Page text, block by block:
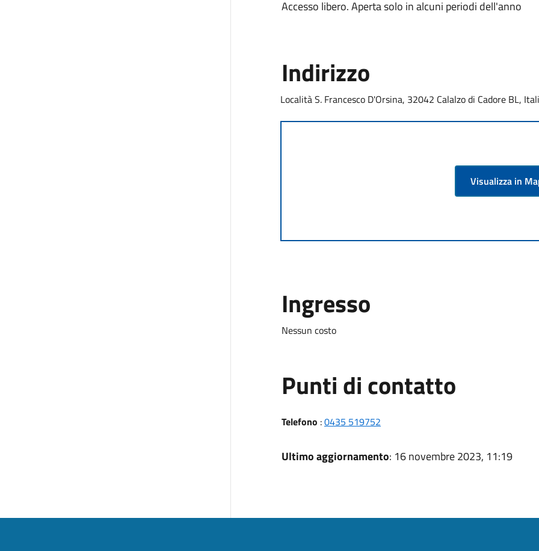
Accesso libero. Aperta solo in alcuni periodi dell'anno
Indirizzo
Località S. Francesco D'Orsina, 32042 Calalzo di Cadore BL,
Visualizza in
Ingresso
Nessun costo
Punti di contatto
Telefono :0435 519752
Ultimo aggiornamento: 16 novembre 2023, 11:19